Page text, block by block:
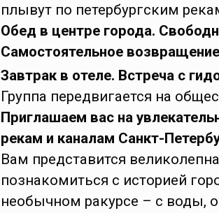
плывут по петербургским
Обед в центре города.
Самостоятельное
Завтрак в отеле. Встреча с
Группа передвигается на
Приглашаем вас на
рекам и каналам Санкт-
Вам представится
познакомиться с историей
необычном ракурсе – с воды,